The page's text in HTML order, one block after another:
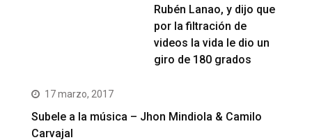
Rubén Lanao, y dijo que
por la filtración de
videos la vida le dio un
giro de 180 grados
17 marzo, 2017
Subele a la música – Jhon Mindiola & Camilo
Carvajal